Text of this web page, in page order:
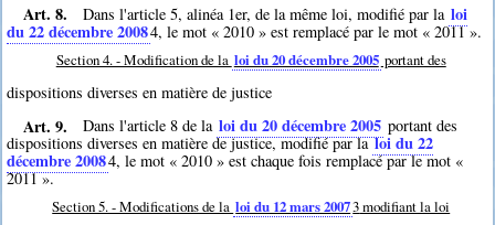
Art. 8. Dans l'article 5, alinéa 1er, de la même loi, modifié par la loi
du 22 décembre 20084, le mot « 2010 » est remplacé par le mot « 2011 ».
Section 4. - Modification de la loi du 20 décembre 2005 portant des
dispositions diverses en matière de justice
Art. 9. Dans l'article 8 de la loi du 20 décembre 2005 portant des
dispositions diverses en matière de justice, modifié par laloi du 22
décembre 20084, le mot « 2010 » est chaque fois remplacé par le mot «
2011 ».
Section 5. - Modifications de la loi du 12 mars 20073modifiant la loi